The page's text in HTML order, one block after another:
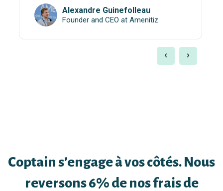
Alexandre Guinefolleau
Founder and CEO at Amenitiz
Coptain s’engage à vos côtés. Nous
reversons 6% de nos frais de